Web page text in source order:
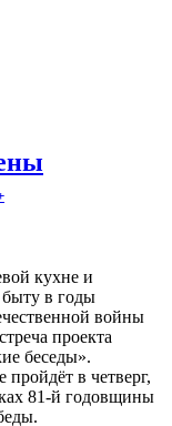
кухне и
быту в годы
войны
проекта
беседы».
в четверг,
81-й годовщины